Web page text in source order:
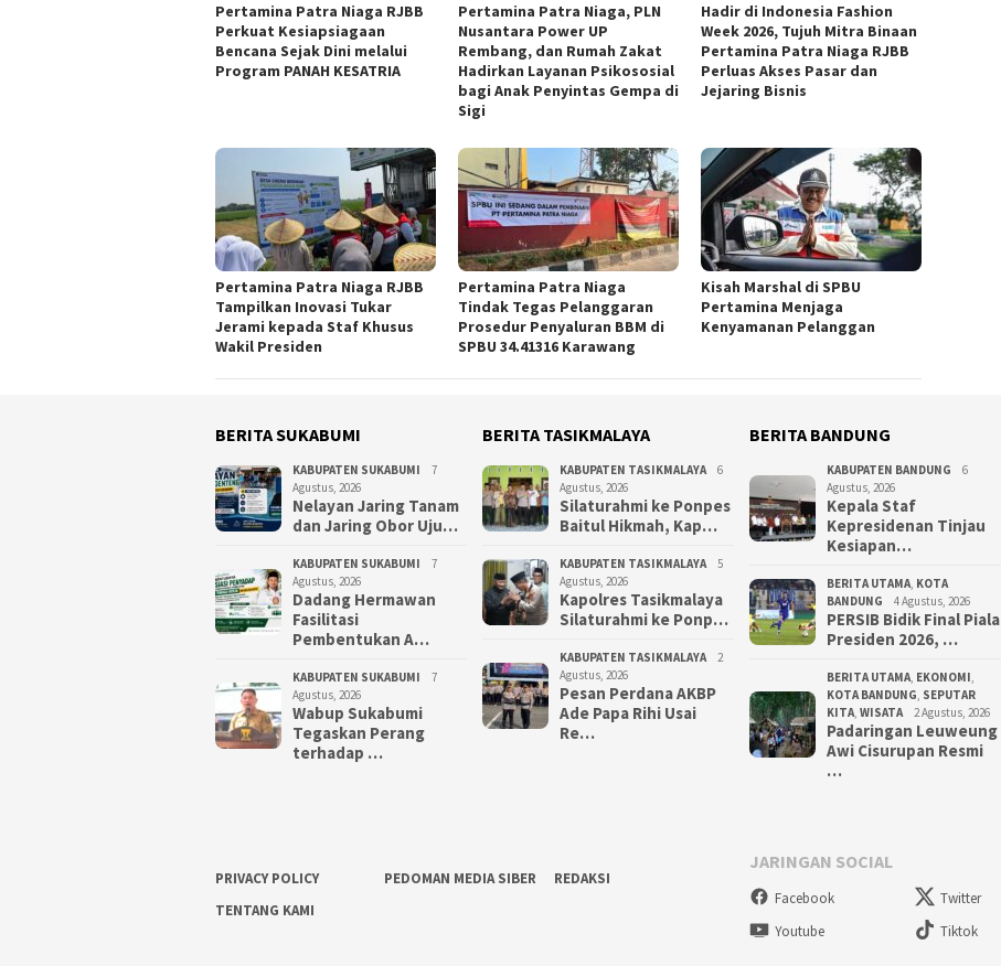
Pertamina Patra Niaga RJBB
Perkuat Kesiapsiagaan
Bencana Sejak Dini melalui
Program PANAH KESATRIA
Pertamina Patra Niaga, PLN
Nusantara Power UP
Rembang, dan Rumah Zakat
Hadirkan Layanan Psikososial
bagi Anak Penyintas Gempa di
Sigi
Hadir di Indonesia Fashion
Week 2026, Tujuh Mitra Binaan
Pertamina Patra Niaga RJBB
Perluas Akses Pasar dan
Jejaring Bisnis
Pertamina Patra Niaga RJBB
Tampilkan Inovasi Tukar
Jerami kepada Staf Khusus
Wakil Presiden
Pertamina Patra Niaga
Tindak Tegas Pelanggaran
Prosedur Penyaluran BBM di
SPBU 34.41316 Karawang
Kisah Marshal di SPBU
Pertamina Menjaga
Kenyamanan Pelanggan
BERITA SUKABUMI
KABUPATEN SUKABUMI
7
Agustus, 2026
Nelayan Jaring Tanam
dan Jaring Obor Uju…
KABUPATEN SUKABUMI
7
Agustus, 2026
Dadang Hermawan
Fasilitasi
Pembentukan A…
KABUPATEN SUKABUMI
7
Agustus, 2026
Wabup Sukabumi
Tegaskan Perang
terhadap …
BERITA TASIKMALAYA
KABUPATEN TASIKMALAYA
6
Agustus, 2026
Silaturahmi ke Ponpes
Baitul Hikmah, Kap…
KABUPATEN TASIKMALAYA
5
Agustus, 2026
Kapolres Tasikmalaya
Silaturahmi ke Ponp…
KABUPATEN TASIKMALAYA
2
Agustus, 2026
Pesan Perdana AKBP
Ade Papa Rihi Usai
Re…
BERITA BANDUNG
KABUPATEN BANDUNG
6
Agustus, 2026
Kepala Staf
Kepresidenan Tinjau
Kesiapan…
BERITA UTAMA, KOTA
BANDUNG
4 Agustus, 2026
PERSIB Bidik Final Piala
Presiden 2026, …
BERITA UTAMA, EKONOMI,
KOTA BANDUNG, SEPUTAR
KITA, WISATA 2 Agustus, 2026
Padaringan Leuweung
Awi Cisurupan Resmi
…
PRIVACY POLICY PEDOMAN MEDIA SIBER
REDAKSI
TENTANG KAMI
JARINGAN SOCIAL
Facebook Twitter
Youtube
Tiktok